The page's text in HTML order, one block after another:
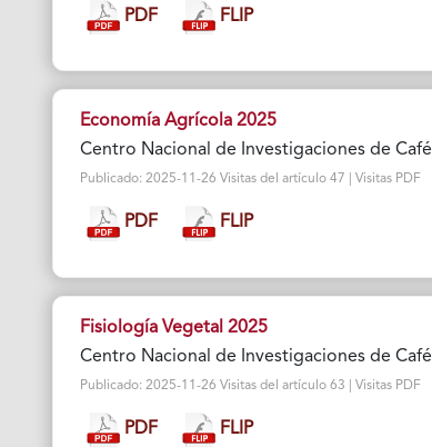
PDF FLIP
Economía Agrícola 2025
Centro Nacional de Investigaciones de Café
Publicado: 2025-11-26 Visitas del artículo 47 | Visitas PDF
PDF FLIP
Fisiología Vegetal 2025
Centro Nacional de Investigaciones de Café
Publicado: 2025-11-26 Visitas del artículo 63 | Visitas PDF
PDF FLIP